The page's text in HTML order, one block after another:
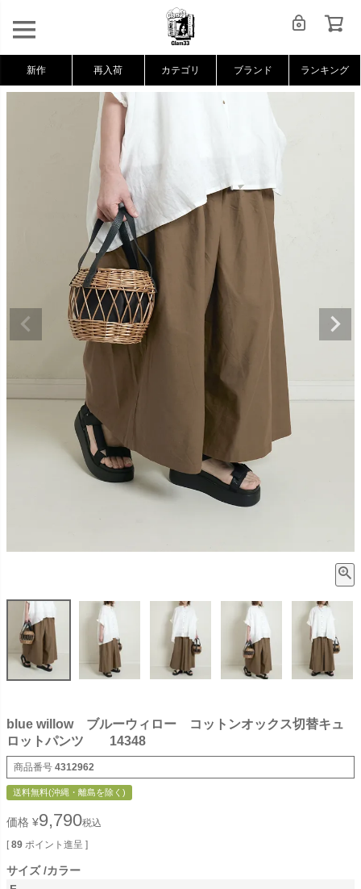
新作 再入荷 カテゴリ ブランド ランキング
blue willow ブルーウィロー コットンオックス切替キュ
ロットパンツ 14348
商品番号 4312962
送料無料(沖縄・離島を除く)
価格 ¥9,790税込
[ 89 ポイント進呈 ]
サイズ カラー